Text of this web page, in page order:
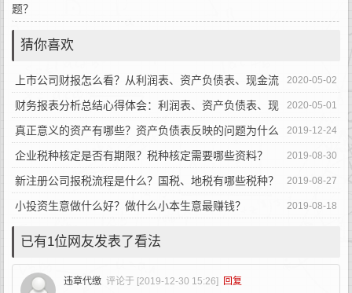
题？
猜你喜欢
2020-05-02
上市公司财报怎么看？从利润表、资产负债表、现金流
量表读懂财报
2020-05-01
财务报表分析总结心得体会：利润表、资产负债表、现
金流量表怎么看？
2019-12-24
真正意义的资产有哪些？资产负债表反映的问题为什么
不能盲信？
2019-08-30
企业税种核定是否有期限？税种核定需要哪些资料？
2019-08-27
新注册公司报税流程是什么？国税、地税有哪些税种？
2019-08-18
小投资生意做什么好？做什么小本生意最赚钱？
已有1位网友发表了看法
违章代缴 评论于 [2019-12-30 15:26] 回复